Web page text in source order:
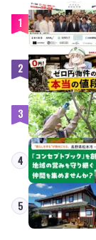
1
2
3
4
5